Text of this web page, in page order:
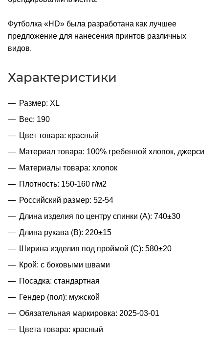
Футболка «HD» была разработана как лучшее
предложение для нанесения принтов различных
видов.
Характеристики
Размер: XL
Вес: 190
Цвет товара: красный
Материал товара: 100% гребенной хлопок, джерси
Материалы товара: хлопок
Плотность: 150-160 г/м2
Российский размер: 52-54
Длина изделия по центру спинки (A): 740±30
Длина рукава (B): 220±15
Ширина изделия под проймой (С): 580±20
Крой: с боковыми швами
Посадка: стандартная
Гендер (пол): мужской
Обязательная маркировка: 2025-03-01
Цвета товара: красный